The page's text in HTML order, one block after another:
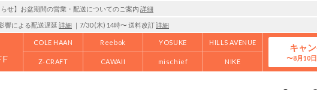
らせ】お盆期間の営業・配送についてのご案内 詳細
響による配送遅延 詳細 ｜7/30 (木) 14時〜 送料改訂詳細
COLE HAAN Reebok YOSUKE HILLS AVENUE
Z-CRAFT CAWAII mischief NIKE
キャ
8月10